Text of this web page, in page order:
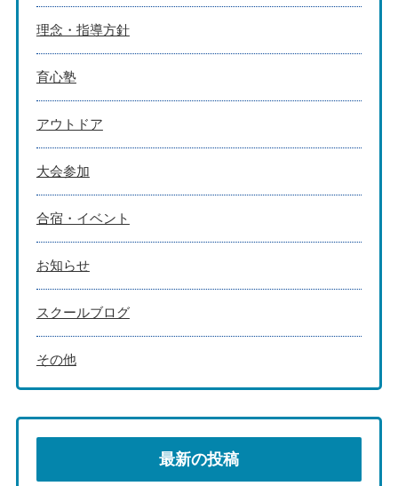
理念・指導方針
育心塾
アウトドア
大会参加
合宿・イベント
お知らせ
スクールブログ
その他
最新の投稿